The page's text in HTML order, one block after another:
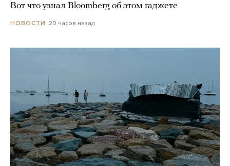
Вот что узнал Bloomberg об этом гаджете
НОВОСТИ 20 часов назад